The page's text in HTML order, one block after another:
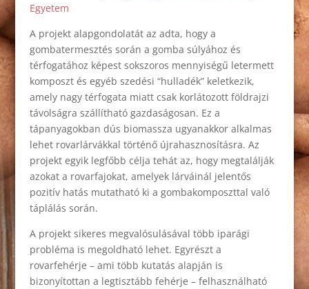
Egyetem
A projekt alapgondolatát az adta, hogy a
gombatermesztés során a gomba súlyához és
térfogatához képest sokszoros mennyiségű letermett
komposzt és egyéb szedési “hulladék” keletkezik,
amely nagy térfogata miatt csak korlátozott földrajzi
távolságra szállítható gazdaságosan. Ez a
tápanyagokban dús biomassza ugyanakkor alkalmas
lehet rovarlárvákkal történő újrahasznosításra. Az
projekt egyik legfőbb célja tehát az, hogy megtalálják
azokat a rovarfajokat, amelyek lárváinál jelentős
pozitív hatás mutatható ki a gombakomposzttal való
táplálás során.
A projekt sikeres megvalósulásával több iparági
probléma is megoldható lehet. Egyrészt a
rovarfehérje – ami több kutatás alapján is
bizonyítottan a legtisztább fehérje – felhasználható